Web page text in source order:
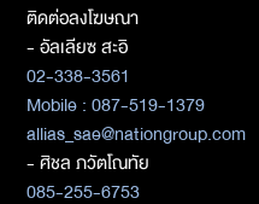
ติดต่อลงโฆษณา
- อัลเลียซ สะอิ
02-338-3561
Mobile : 087-519-1379
allias_sae@nationgroup.com
- ศิชล ภวัตโณทัย
085-255-6753